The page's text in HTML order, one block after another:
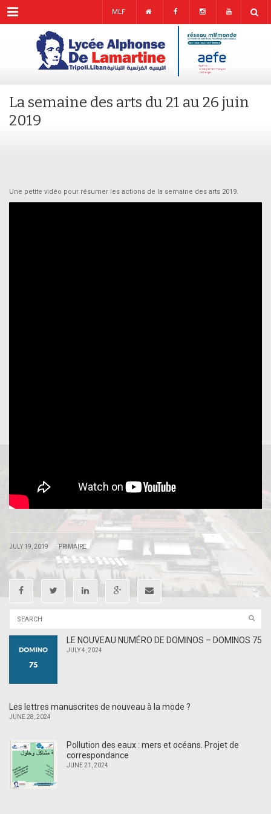
Menu MLF
La semaine des arts du 21 au 26 juin
2019
Une petite vidéo pour résumer les actions de la semaine des arts 2019.
JULY 19, 2019 PRIMAIRE
LE NOUVEAU NUMÉRO DE DOMINOS – DOMINOS 75
JULY 4, 2024
Les lettres manuscrites de nouveau à la mode ?
JUNE 28, 2024
Pollution des eaux : mers et océans. Projet de
correspondance
JUNE 21, 2024